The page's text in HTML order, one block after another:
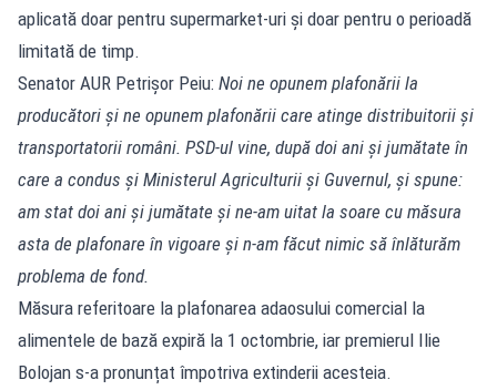
aplicată doar pentru supermarket-uri și doar pentru o perioadă
limitată de timp.
Senator AUR Petrișor Peiu: Noi ne opunem plafonării la
producători și ne opunem plafonării care atinge distribuitorii și
transportatorii români. PSD-ul vine, după doi ani și jumătate în
care a condus și Ministerul Agriculturii și Guvernul, și spune:
am stat doi ani și jumătate și ne-am uitat la soare cu măsura
asta de plafonare în vigoare și n-am făcut nimic să înlăturăm
problema de fond.
Măsura referitoare la plafonarea adaosului comercial la
alimentele de bază expiră la 1 octombrie, iar premierul Ilie
Bolojan s-a pronunțat împotriva extinderii acesteia.